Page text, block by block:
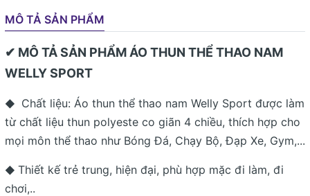
MÔ TẢ SẢN PHẨM
✔ MÔ TẢ SẢN PHẨM ÁO THUN THỂ THAO NAM
WELLY SPORT
◆
Chất liệu: Áo thun thể thao nam Welly Sport được làm
từ chất liệu thun polyeste co giãn 4 chiều, thích hợp cho
mọi môn thể thao như Bóng Đá, Chạy Bộ, Đạp Xe, Gym,...
◆ Thiết kế trẻ trung, hiện đại, phù hợp mặc đi làm, đi
chơi,..